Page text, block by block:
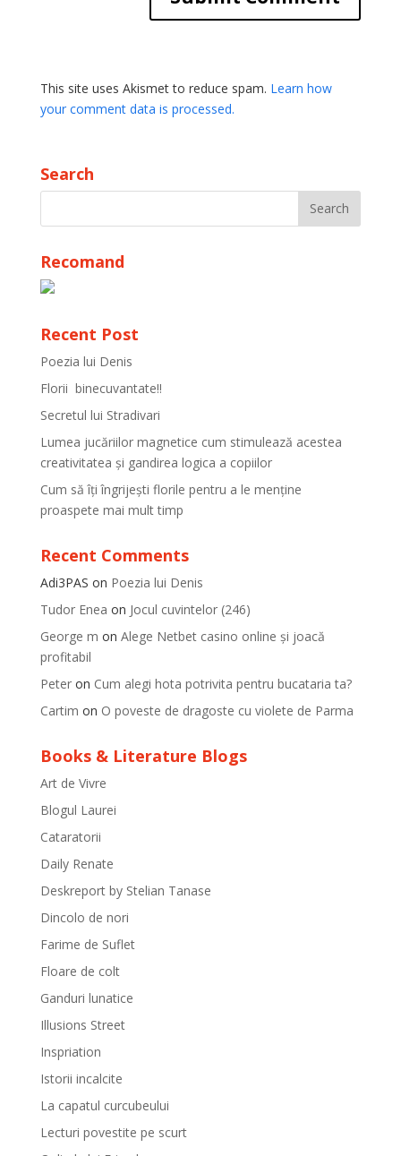
This site uses Akismet to reduce spam. Learn how
your comment data is processed.
Search
Recomand
Recent Post
Poezia lui Denis
Florii binecuvantate!!
Secretul lui Stradivari
Lumea jucăriilor magnetice cum stimulează acestea
creativitatea și gandirea logica a copiilor
Cum să îți îngrijești florile pentru a le menține
proaspete mai mult timp
Recent Comments
Adi3PAS on Poezia lui Denis
Tudor Enea on Jocul cuvintelor (246)
George m on Alege Netbet casino online și joacă
profitabil
Peteron Cum alegi hota potrivita pentru bucataria ta?
Cartim on O poveste de dragoste cu violete de Parma
Books & Literature Blogs
Art de Vivre
Blogul Laurei
Cataratorii
Daily Renate
Deskreport by Stelian Tanase
Dincolo de nori
Farime de Suflet
Floare de colt
Ganduri lunatice
Illusions Street
Inspriation
Istorii incalcite
La capatul curcubeului
Lecturi povestite pe scurt